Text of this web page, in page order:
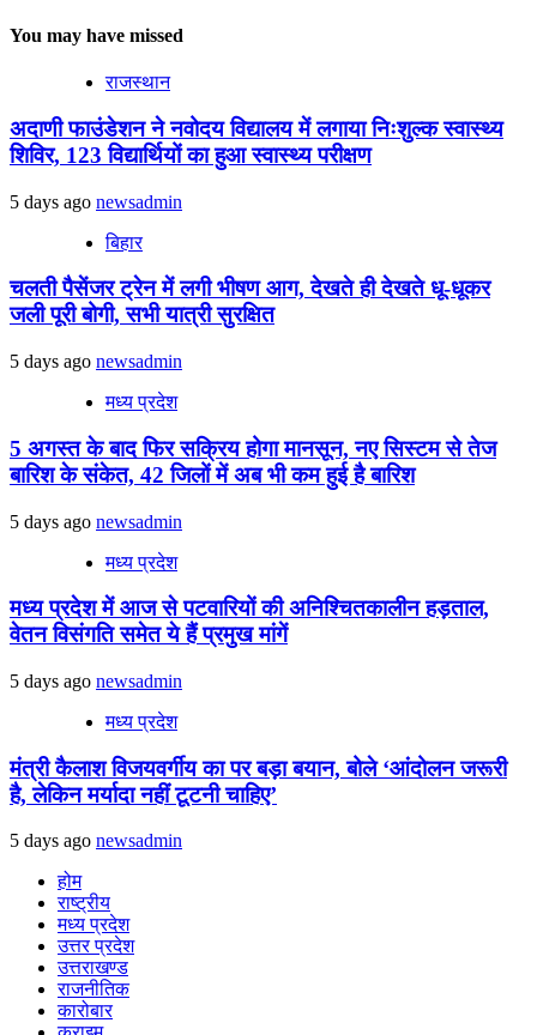
You may have missed
राजस्थान
अदाणी फाउंडेशन ने नवोदय विद्यालय में लगाया निःशुल्क स्वास्थ्य
शिविर, 123 विद्यार्थियों का हुआ स्वास्थ्य परीक्षण
5 days ago newsadmin
बिहार
चलती पैसेंजर ट्रेन में लगी भीषण आग, देखते ही देखते धू-धूकर
जली पूरी बोगी, सभी यात्री सुरक्षित
5 days ago newsadmin
मध्य प्रदेश
5 अगस्त के बाद फिर सक्रिय होगा मानसून, नए सिस्टम से तेज
बारिश के संकेत, 42 जिलों में अब भी कम हुई है बारिश
5 days ago newsadmin
मध्य प्रदेश
मध्य प्रदेश में आज से पटवारियों की अनिश्चितकालीन हड़ताल,
वेतन विसंगति समेत ये हैं प्रमुख मांगें
5 days ago newsadmin
मध्य प्रदेश
मंत्री कैलाश विजयवर्गीय का पर बड़ा बयान, बोले ‘आंदोलन जरूरी
है, लेकिन मर्यादा नहीं टूटनी चाहिए’
5 days ago newsadmin
होम
राष्ट्रीय
मध्य प्रदेश
उत्तर प्रदेश
उत्तराखण्ड
राजनीतिक
कारोबार